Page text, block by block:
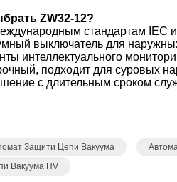
ZW32-12?
стандартам IEC
выключатель для
интеллектуального
подходит для суровых
с длительным сроком
Защити Цепи Вакуума
Вакуума HV